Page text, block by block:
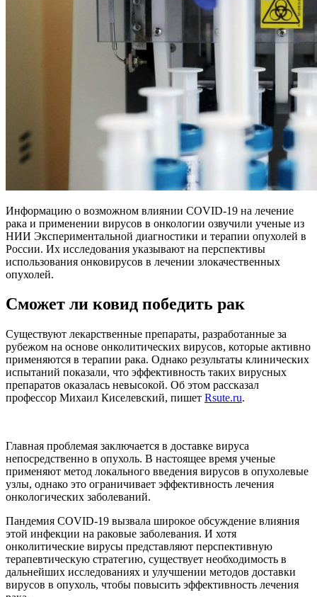
Информацию о возможном влиянии COVID-19 на лечение
рака и применении вирусов в онкологии озвучили ученые из
НИИ Экспериментальной диагностики и терапии опухолей в
России. Их исследования указывают на перспективы
использования онковирусов в лечении злокачественных
опухолей.
Сможет ли ковид победить рак
Существуют лекарственные препараты, разработанные за
рубежом на основе онколитических вирусов, которые активно
применяются в терапии рака. Однако результаты клинических
испытаний показали, что эффективность таких вирусных
препаратов оказалась невысокой. Об этом рассказал
профессор Михаил Киселевский, пишет Rsute.ru.
Главная проблемая заключается в доставке вируса
непосредственно в опухоль. В настоящее время ученые
применяют метод локального введения вирусов в опухолевые
узлы, однако это ограничивает эффективность лечения
онкологических заболеваний.
Пандемия COVID-19 вызвала широкое обсуждение влияния
этой инфекции на раковые заболевания. И хотя
онколитические вирусы представляют перспективную
терапевтическую стратегию, существует необходимость в
дальнейших исследованиях и улучшении методов доставки
вирусов в опухоль, чтобы повысить эффективность лечения